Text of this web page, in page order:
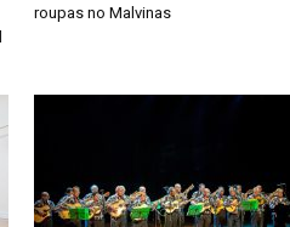
roupas no Malvinas